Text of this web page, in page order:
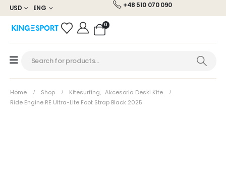
USD ENG +48 510 070 090
0
Home Shop Kitesurfing, Akcesoria Deski Kite
Ride Engine RE Ultra-Lite Foot Strap Black 2025